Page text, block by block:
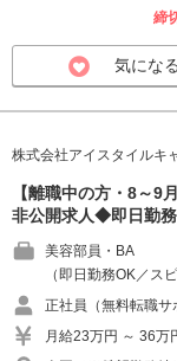
締
気になる
株式会社アイスタイルキ
【離職中の方・8～
非公開求人◆即日勤
美容部員・BA
（即日勤務OK／ス
正社員（無料転職サ
月給23万円 ～ 36万